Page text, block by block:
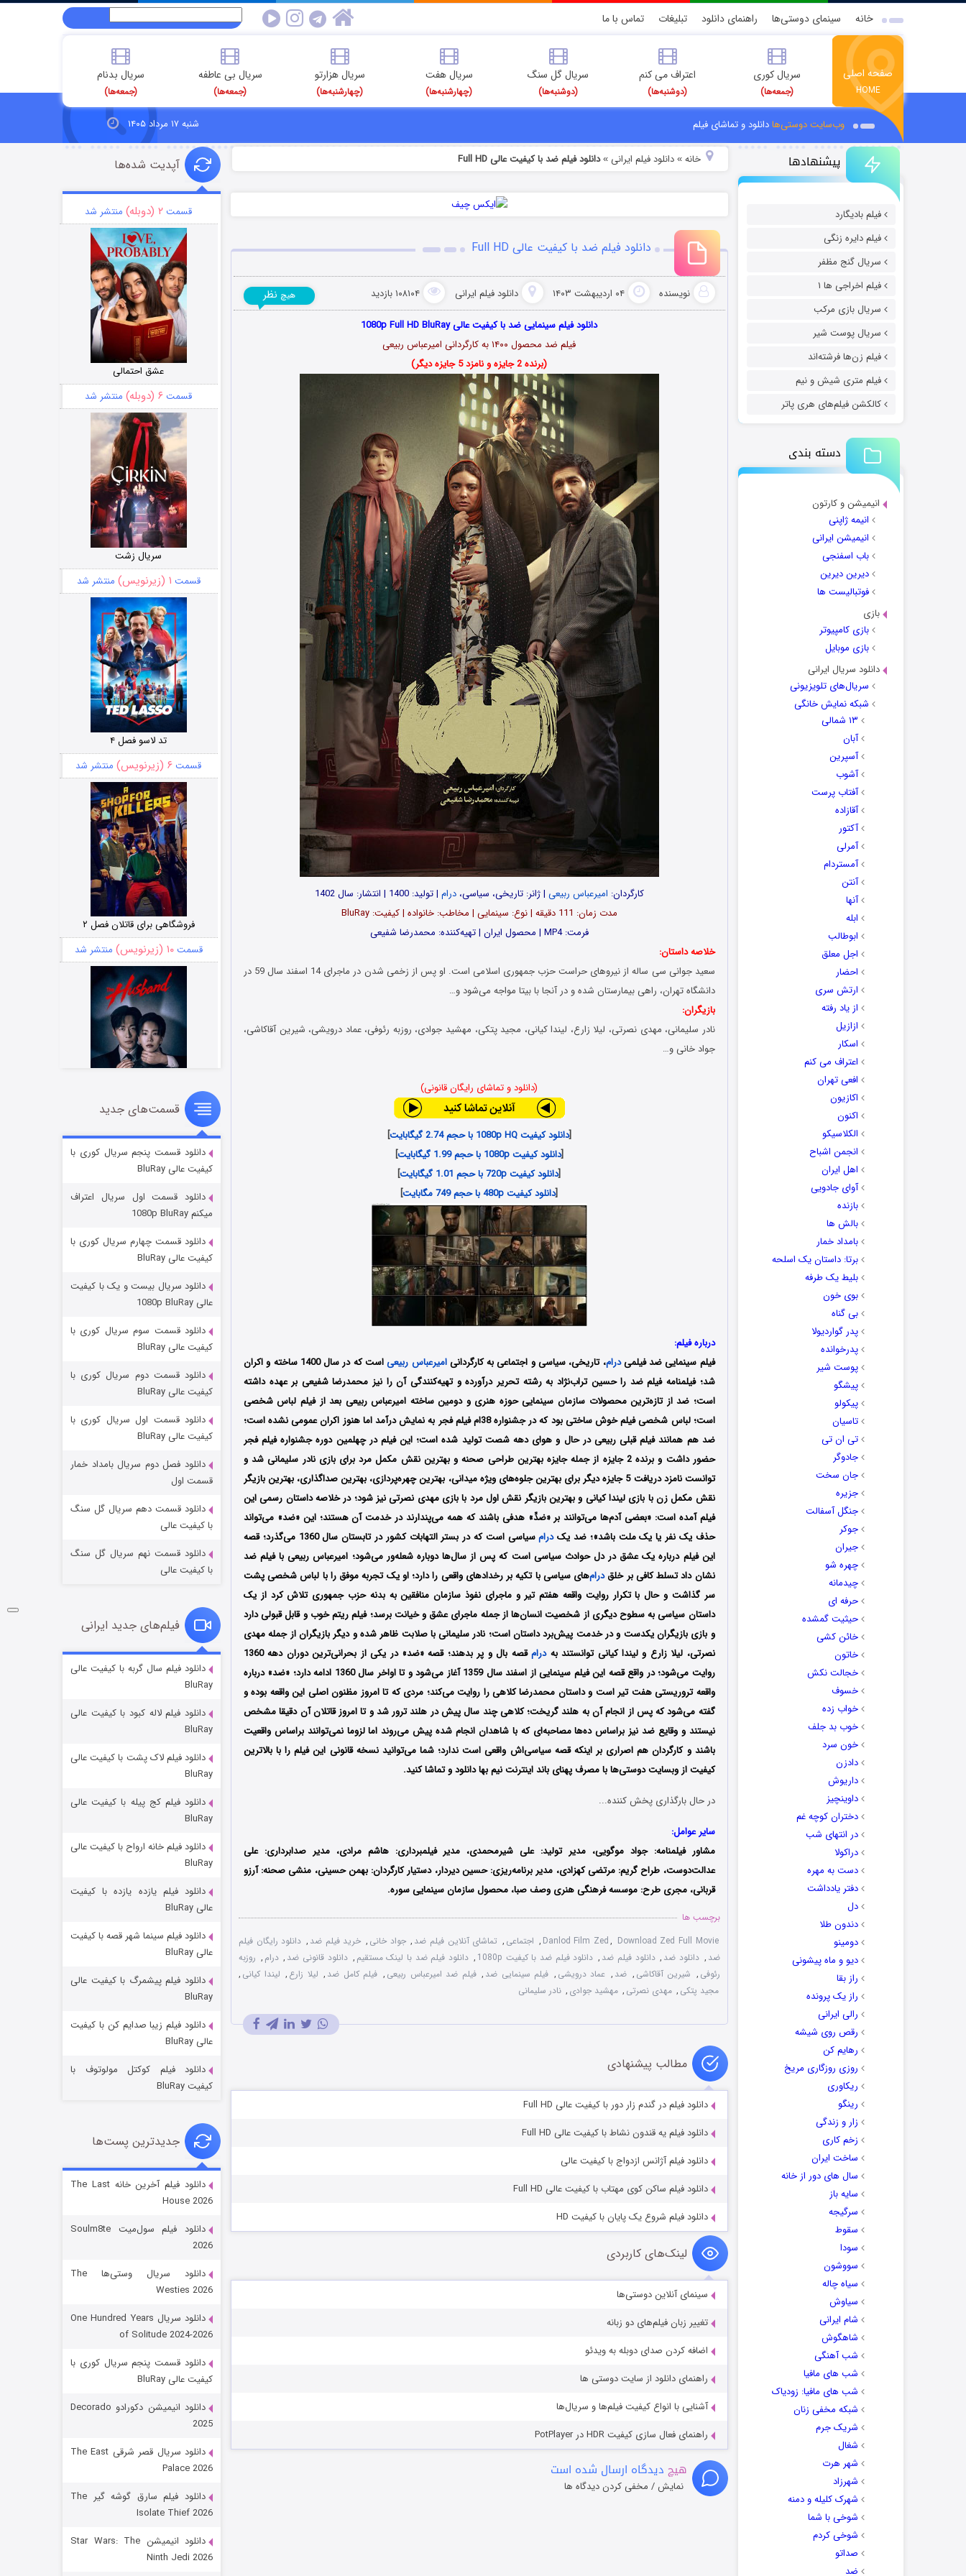
خانه سینمای دوستی‌ها راهنمای دانلود تبلیغات تماس با ما
صفحه اصلی
HOME
سریال کوری
(جمعه‌ها)
اعتراف می کنم
(دوشنبه‌ها)
سریال گل سنگ
(دوشنبه‌ها)
سریال هفت
(چهارشنبه‌ها)
سریال هزارتو
(چهارشنبه‌ها)
سریال بی عاطفه
(جمعه‌ها)
سریال بدنام
(جمعه‌ها)
وب‌سایت دوستی‌هادانلود و تماشای فیلم شنبه ۱۷ مرداد ۱۴۰۵
پیشنهادها
فیلم بادیگارد
فیلم دایره زنگی
سریال گنج مظفر
فیلم اخراجی ها ۱
سریال بازی مرکب
سریال پوست شیر
فیلم زن‌ها فرشته‌اند
فیلم متری شیش و نیم
کالکشن فیلم‌های هری پاتر
دسته بندی
انیمیشن و کارتون
انیمه ژاپنی
انیمیشن ایرانی
باب اسفنجی
دیرین دیرین
فوتبالیست ها
بازی
بازی کامپیوتر
بازی موبایل
دانلود سریال ایرانی
سریال‌های تلویزیونی
شبکه نمایش خانگی
۱۳ شمالی
آبان
آسپرین
آشوب
آفتاب پرست
آقازاده
آکتور
آمرلی
آمستردام
آنتن
آنها
ابله
ابوطالب
اجل معلق
احضار
ارتش سری
از یاد رفته
ازازیل
اسکار
اعتراف می کنم
افعی تهران
اکازیون
اکنون
الکلاسیکو
انجمن اشباح
اهل ایران
آوای جادویی
بازنده
بالش ها
بامداد خمار
برتا: داستان یک اسلحه
بلیط یک‌‌ طرفه
بوی خون
بی گناه
پدر گواردیولا
پدرخوانده
پوست شیر
پیشگو
پیکولو
تاسیان
تی ان تی
جادوگر
جان سخت
جزیره
جنگل آسفالت
جوکر
جیران
چهره شو
چیدمانه
حرفه ای
حیثیت گمشده
خائن کشی
خاتون
خجالت نکش
خسوف
خواب زده
خوب بد جلف
خون سرد
دادزن
داریوش
داوینچیز
دختران کوچه غم
در انتهای شب
دراکولا
دست به مهره
دفتر یادداشت
دل
دندون طلا
دومینو
دیو و ماه پیشونی
راز بقا
راز یک پرونده
رالی ایرانی
رقص روی شیشه
رهایم کن
روزی روزگاری مریخ
ریکاوری
رینگو
زار و زندگی
زخم کاری
ساخت ایران
سال های دور از خانه
سایه باز
سرگیجه
سقوط
سودا
سووشون
سیاه چاله
سیاوش
شام ایرانی
شاهگوش
شب آهنگی
شب های مافیا
شب های مافیا: زودیاک
شبکه مخفی زنان
شریک جرم
شغال
شهر هرت
شهرزاد
شهرک کلیله و دمنه
شوخی با شما
شوخی کردم
صداتو
ضد
خانه» دانلود فیلم‌ ایرانی »دانلود فیلم ضد با کیفیت عالی Full HD
دانلود فیلم ضد با کیفیت عالی Full HD
نویسنده ۰۴ اردیبهشت ۱۴۰۳ دانلود فیلم‌ ایرانی ۱۰۸۱۰۴ بازدید هیچ نظر
دانلود فیلم سینمایی ضد با کیفیت عالی 1080p Full HD BluRay
فیلم ضد محصول ۱۴۰۰ به کارگردانی امیرعباس ربیعی
(برنده 2 جایزه و نامزد 5 جایزه دیگر)
کارگردان: امیرعباس ربیعی | ژانر: تاریخی، سیاسی،درام | تولید: 1400 | انتشار: سال 1402
مدت‌‌ زمان: 111 دقیقه | نوع: سینمایی | مخاطب: خانواده | کیفیت: BluRay
فرمت: MP4 | محصول ایران | تهیه‎‌کننده: محمدرضا شفیعی
خلاصه داستان:
سعید جوانی سی ساله از نیروهای حراست حزب جمهوری اسلامی است. او پس از زخمی شدن در ماجرای 14 اسفند سال 59 در
دانشگاه تهران، راهی بیمارستان شده و در آنجا با بیتا مواجه می‌شود و…
بازیگران:
نادر سلیمانی، مهدی نصرتی، لیلا زارع، لیندا کیانی، مجید پتکی، مهشید جوادی، روزبه رئوفی، عماد درویشی، شیرین آقاکاشی،
جواد خانی و…
(دانلود و تماشای رایگان قانونی)
[دانلود کیفیت 1080p HQ با حجم 2.74 گیگابایت
]
[دانلود کیفیت 1080p با حجم 1.99 گیگابایت
]
[دانلود کیفیت 720p با حجم 1.01 گیگابایت
]
[دانلود کیفیت 480p با حجم 749 مگابایت ]
درباره فیلم:
فیلم سینمایی ضد فیلمیدرام، تاریخی، سیاسی و اجتماعی به کارگردانیامیرعباس ربیعی
است که در سال 1400 ساخته و اکران
شد؛ فیلمنامه فیلم ضد را حسین تراب‌نژاد به رشته تحریر درآورده و تهیه‌کنندگی آن را نیز محمدرضا شفیعی بر عهده داشته‌‌‌
است؛ ضد از تازه‌ترین محصولات سازمان سینمایی حوزه هنری و دومین ساخته امیرعباس ربیعی بعد از فیلم لباس شخصی
است؛ لباس شخصی فیلم خوش ساختی بود که در جشنواره 38‌ام فیلم فجر به نمایش درآمد اما هنوز اکران عمومی نشده است؛
ضد هم همانند فیلم قبلی ربیعی در حال و هوای دهه شصت تولید شده است؛ این فیلم در چهلمین دوره جشنواره فیلم فجر
حضور داشت و برنده 2 جایزه از جمله جایزه بهترین طراحی صحنه و بهترین نقش مکمل مرد برای بازی نادر سلیمانی شد و
توانست نامزد دریافت 5 جایزه دیگر برای بهترین جلوه‌های ویژه میدانی، بهترین چهره‌پردازی، بهترین صداگذاری، بهترین بازیگر
نقش مکمل زن با بازی لیندا کیانی و بهترین بازیگر نقش اول مرد با بازی مهدی نصرتی نیز شود؛ در خلاصه داستان رسمی این
فیلم آمده است: «بعضی آدم‌ها می‌توانند بر «ضدِّ» هدفی باشند که همه می‌پندارند در خدمت آن هستند؛ این «ضد» می‌تواند
حذف یک نفر یا یک ملت باشد»؛ ضد یکدرام
سیاسی است که در بستر التهابات کشور در تابستان سال 1360 می‌گذرد؛ قصه
این فیلم درباره یک عشق در دل حوادث سیاسی است که پس از سال‌ها دوباره شعله‌ور می‌شود؛ امیرعباس ربیعی با فیلم ضد
نشان داد تسلط کافی بر خلقدرام‌های سیاسی با تکیه بر رخدادهای واقعی را دارد؛ او یک تجربه موفق را با لباس شخصی پشت
سر گذاشت و حال با تکرار روایت واقعه هفتم تیر و ماجرای نفوذ سازمان منافقین به بدنه حزب جمهوری تلاش کرد از یک
داستان سیاسی به سطوح دیگری از شخصیت انسان‌ها از جمله ماجرای عشق و خیانت برسد؛ فیلم ریتم خوب و قابل قبولی دارد
و بازی بازیگران یکدست و در خدمت پیش‌برد داستان است؛ نادر سلیمانی با صلابت ظاهر شده و دیگر بازیگران از جمله مهدی
نصرتی، لیلا زارع و لیندا کیانی توانستند بهدرام
قصه بال و پر بدهند؛ قصه «ضد» در یکی از بحرانی‌ترین دوران دهه 1360
روایت می‌شود؛ در واقع قصه‌‌ این فیلم سینمایی از اسفند سال 1359 آغاز می‌شود و تا اواخر سال 1360 ادامه دارد؛ «ضد» درباره
واقعه تروریستی هفت تیر است و داستان محمدرضا کلاهی را روایت می‌کند؛ مردی که تا امروز مظنون اصلی این واقعه بوده و
گفته می‌شود که پس از انجام آن به هلند گریخت؛ کلاهی چند سال پیش در هلند ترور شد و تا امروز قاتلان آن دقیقا مشخص
نیستند و وقایع ضد نیز براساس ده‌ها مصاحبه‌ای که با شاهدان انجام شده پیش می‌روند اما لزوما نمی‌توانند براساس واقعیت
باشند و کارگردان هم اصراری بر اینکه قصه سیاسی‌اش واقعی است ندارد؛ شما می‌توانید نسخه قانونی این فیلم را با بالاترین
کیفیت از وبسایت دوستی‌ها با مصرف پهنای باند اینترنت نیم بها دانلود و تماشا کنید.
در حال بارگذاری پخش کننده...
سایر عوامل:
مشاور فیلمنامه: جواد موگویی، مدیر تولید: علی شیرمحمدی، مدیر فیلمبرداری: هاشم مرادی، مدیر صدابرداری: علی
عدالت‌دوست، طراح گریم: مرتضی کهزادی، مدیر برنامه‌ریزی: حسین دیردار، دستیار کارگردان: بهمن حسینی، منشی صحنه: آرزو
قربانی، مجری طرح: موسسه فرهنگی هنری وصف صبا، محصول سازمان سینمایی سوره.
برچسب ها
Danlod Film Zed, Download Zed Full Movie
, اجتماعی , تماشای آنلاین فیلم ضد , جواد خانی , خرید فیلم ضد , دانلود رایگان فیلم
ضد , دانلود ضد , دانلود فیلم ضد , دانلود فیلم ضد با کیفیت 1080p , دانلود فیلم ضد با لینک مستقیم , دانلود قانونی ضد , درام , روزبه
رئوفی , شیرین آقاکاشی , ضد , عماد درویشی , فیلم سینمایی ضد , فیلم ضد امیرعباس ربیعی , فیلم کامل ضد , لیلا زارع , لیندا کیانی ,
مجید پتکی , مهدی نصرتی , مهشید جوادی , نادر سلیمانی
مطالب پیشنهادی
دانلود فیلم در گندم زار دور با کیفیت عالی Full HD
دانلود فیلم یه قندون نشاط با کیفیت عالی Full HD
دانلود فیلم آژانس ازدواج با کیفیت عالی
دانلود فیلم ساکن کوی مهتاب با کیفیت عالی Full HD
دانلود فیلم شروع یک پایان با کیفیت HD
لینک‌های کاربردی
سینمای آنلاین دوستی‌ها
تغییر زبان فیلم‌های دو زبانه
اضافه کردن صدای دوبله به ویدئو
راهنمای دانلود از سایت دوستی ها
آشنایی با انواع کیفیت فیلم‌ها و سریال‌ها
راهنمای فعال سازی کیفیت HDR در PotPlayer
هیچ دیدگاه ارسال شده است
نمایش / مخفی کردن دیدگاه ها
آپدیت شده‌ها
قسمت ۲ (دوبله) منتشر شد
عشق احتمالی
قسمت ۶ (دوبله) منتشر شد
سریال زشت
قسمت ۱ (زیرنویس) منتشر شد
تد لاسو فصل ۴
قسمت ۶ (زیرنویس) منتشر شد
فروشگاهی برای قاتلان فصل ۲
قسمت۱۰ (زیرنویس) منتشر شد
شوهر
قسمت۸ (زیرنویس) منتشر شد
عملیات آپارتمان
مردگان متحرک: شهر مرده ۳
قسمت ۲ (زیرنویس) منتشر شد
شکست استوارت در نجات جهان
قسمت
شوگر فصل ۲
خاندان اژدها فصل ۳
قسمت
باب اسفنجی فصل ۱۷
قسمت
قسمت‌های جدید
دانلود قسمت پنجم سریال کوری با
کیفیت عالی BluRay
دانلود قسمت اول سریال اعتراف
میکنم 1080p BluRay
دانلود قسمت چهارم سریال کوری با
کیفیت عالی BluRay
دانلود سریال بیست و یک با کیفیت
عالی 1080p BluRay
دانلود قسمت سوم سریال کوری با
کیفیت عالی BluRay
دانلود قسمت دوم سریال کوری با
کیفیت عالی BluRay
دانلود قسمت اول سریال کوری با
کیفیت عالی BluRay
دانلود فصل دوم سریال بامداد خمار
قسمت اول
دانلود قسمت دهم سریال گل سنگ
با کیفیت عالی
دانلود قسمت نهم سریال گل سنگ
با کیفیت عالی
فیلم‌های جدید ایرانی
دانلود فیلم سال گربه با کیفیت عالی
BluRay
دانلود فیلم لاله کبود با کیفیت عالی
BluRay
دانلود فیلم لاک پشت با کیفیت عالی
BluRay
دانلود فیلم کج‌ پیله با کیفیت عالی
BluRay
دانلود فیلم خانه ارواح با کیفیت عالی
BluRay
دانلود فیلم یازده یازده با کیفیت
عالی BluRay
دانلود فیلم سینما شهر قصه با کیفیت
عالی BluRay
دانلود فیلم پیشمرگ با کیفیت عالی
BluRay
دانلود فیلم زیبا صدایم کن با کیفیت
عالی BluRay
دانلود فیلم کوکتل مولوتوف با
کیفیت BluRay
جدیدترین پست‌ها
دانلود فیلم آخرین خانه The Last
House 2026
دانلود فیلم سول‌میت Soulm8te
2026
دانلود سریال وستی‌ها The
Westies 2026
دانلود سریال One Hundred Years
of Solitude 2024-2026
دانلود قسمت پنجم سریال کوری با
کیفیت عالی BluRay
دانلود انیمیشن دکورادو Decorado
2025
دانلود سریال قصر شرقی The East
Palace 2026
دانلود فیلم سارق گوشه گیر The
Isolate Thief 2026
دانلود انیمیشن Star Wars: The
Ninth Jedi 2026